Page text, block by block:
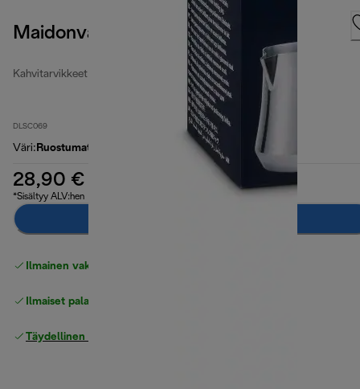
Maidonvaahdotuskannu 500 ml
Kahvitarvikkeet
DLSC069
Väri: Ruostumaton teräs / hopea
28,90 €
*Sisältyy ALV:hen
Ilmainen vakiotoimitus
Ilmaiset palautukset
Täydellinen valmistajan takuu